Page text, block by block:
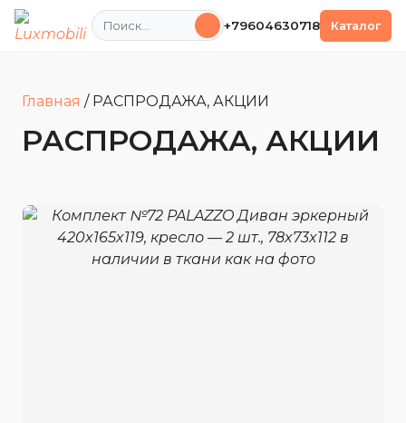
Поиск +79604630718 Каталог
Главная / РАСПРОДАЖА, АКЦИИ
РАСПРОДАЖА, АКЦИИ